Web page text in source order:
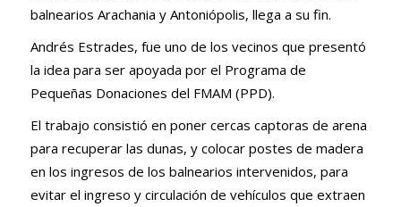
balnearios Arachania y Antoniópolis, llega a su fin.
Andrés Estrades, fue uno de los vecinos que presentó
la idea para ser apoyada por el Programa de
Pequeñas Donaciones del FMAM (PPD).
El trabajo consistió en poner cercas captoras de arena
para recuperar las dunas, y colocar postes de madera
en los ingresos de los balnearios intervenidos, para
evitar el ingreso y circulación de vehículos que extraen